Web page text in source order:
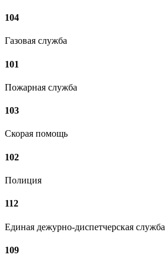
104
Газовая служба
101
Пожарная служба
103
Скорая помощь
102
Полиция
112
Единая дежурно-диспетчерская служба
109